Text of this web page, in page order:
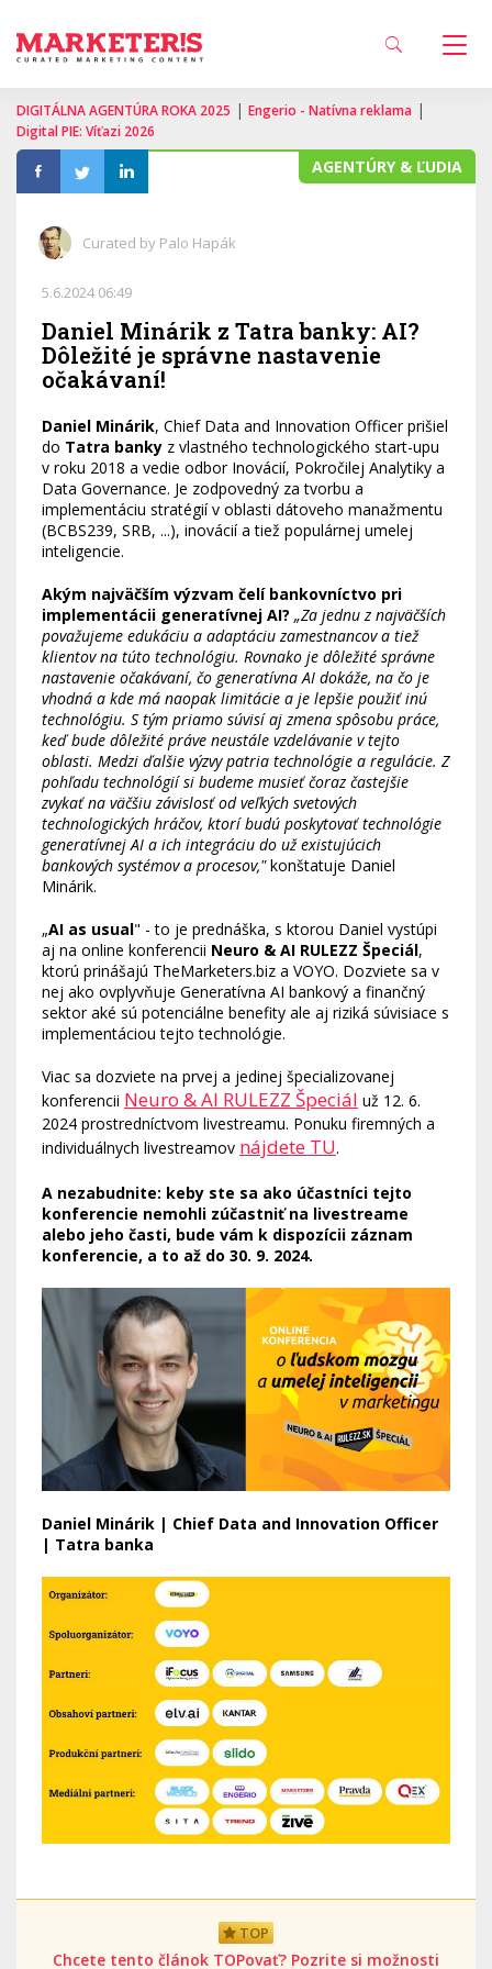
DIGITÁLNA AGENTÚRA ROKA 2025 | Engerio - Natívna reklama |
Digital PIE: Víťazi 2026
AGENTÚRY & ĽUDIA
Curated by Palo Hapák
5.6.2024 06:49
Daniel Minárik z Tatra banky: AI?
Dôležité je správne nastavenie
očakávaní!
Daniel Minárik, Chief Data and Innovation Officer prišiel
do Tatra banky z vlastného technologického start-upu
v roku 2018 a vedie odbor Inovácií, Pokročilej Analytiky a
Data Governance. Je zodpovedný za tvorbu a
implementáciu stratégií v oblasti dátoveho manažmentu
(BCBS239, SRB, ...), inovácií a tiež populárnej umelej
inteligencie.
Akým najväčším výzvam čelí bankovníctvo pri
implementácii generatívnej AI? „Za jednu z najväčších
považujeme edukáciu a adaptáciu zamestnancov a tiež
klientov na túto technológiu. Rovnako je dôležité správne
nastavenie očakávaní, čo generatívna AI dokáže, na čo je
vhodná a kde má naopak limitácie a je lepšie použiť inú
technológiu. S tým priamo súvisí aj zmena spôsobu práce,
keď bude dôležité práve neustále vzdelávanie v tejto
oblasti. Medzi ďalšie výzvy patria technológie a regulácie. Z
pohľadu technológií si budeme musieť čoraz častejšie
zvykať na väčšiu závislosť od veľkých svetových
technologických hráčov, ktorí budú poskytovať technológie
generatívnej AI a ich integráciu do už existujúcich
bankových systémov a procesov,"konštatuje Daniel
Minárik.
„AI as usual" - to je prednáška, s ktorou Daniel vystúpi
aj na online konferencii Neuro & AI RULEZZ Špeciál,
ktorú prinášajú TheMarketers.biz a VOYO. Dozviete sa v
nej ako ovplyvňuje Generatívna AI bankový a finančný
sektor aké sú potenciálne benefity ale aj riziká súvisiace s
implementáciou tejto technológie.
Viac sa dozviete na prvej a jedinej špecializovanej
konferencii Neuro & AI RULEZZ Špeciál už 12. 6.
2024 prostredníctvom livestreamu. Ponuku firemných a
individuálnych livestreamov nájdete TU.
A nezabudnite: keby ste sa ako účastníci tejto
konferencie nemohli zúčastniť na livestreame
alebo jeho časti, bude vám k dispozícii záznam
konferencie, a to až do 30. 9. 2024.
Daniel Minárik | Chief Data and Innovation Officer
| Tatra banka
TOP
Chcete tento článok TOPovať? Pozrite si možnosti